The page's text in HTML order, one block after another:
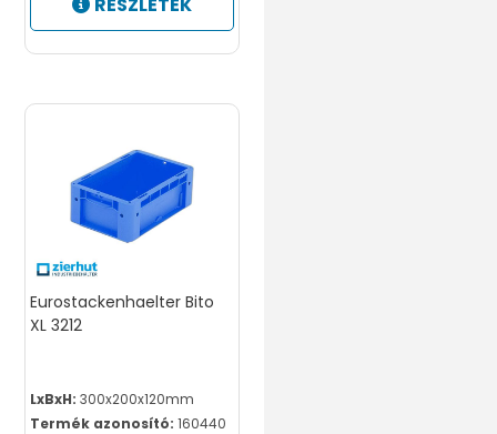
RÉSZLETEK
Eurostackenhaelter Bito
XL 3212
LxBxH: 300x200x120mm
Termék azonosító: 160440